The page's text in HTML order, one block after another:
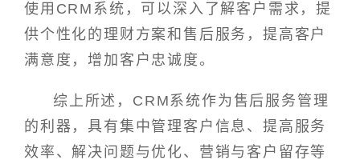
使用CRM系统，可以深入了解客户需求，提
供个性化的理财方案和售后服务，提高客户
满意度，增加客户忠诚度。
综上所述，CRM系统作为售后服务管理
的利器，具有集中管理客户信息、提高服务
效率、解决问题与优化、营销与客户留存等